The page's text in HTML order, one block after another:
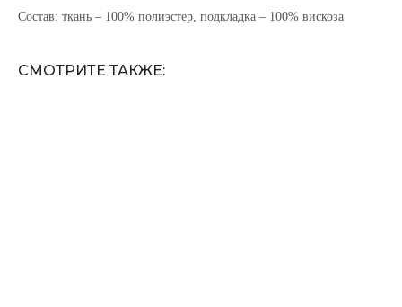
Состав: ткань – 100% полиэстер, подкладка – 100% вискоза
СМОТРИТЕ ТАКЖЕ: